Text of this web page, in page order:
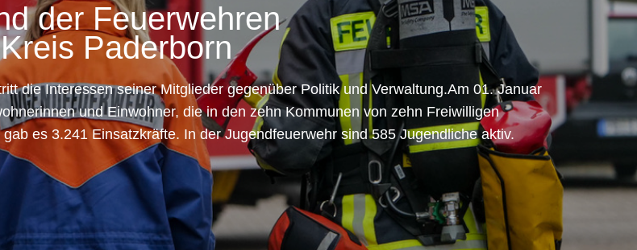
der Feuerwehren
Paderborn
die Interessen seiner Mitglieder gegenüber Politik und Verwaltung.Am 01. Januar
und Einwohner, die in den zehn Kommunen von zehn Freiwilligen
es 3.241 Einsatzkräfte. In der Jugendfeuerwehr sind 585 Jugendliche aktiv.